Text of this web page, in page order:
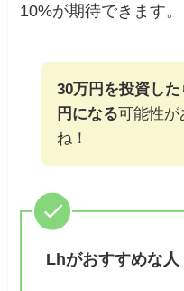
10%が期待できます。
30万円を投資し
円になる可能性が
ね！
Lhがおすすめな人